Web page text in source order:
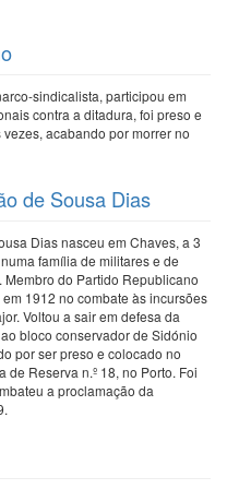
sindicalista, participou em
contra a ditadura, foi preso e
acabando por morrer no
de Sousa Dias
Dias nasceu em Chaves, a 3
família de militares e de
do Partido Republicano
1912 no combate às incursões
Voltou a sair em defesa da
bloco conservador de Sidónio
por ser preso e colocado no
de Reserva n.º 18, no Porto. Foi
a proclamação da